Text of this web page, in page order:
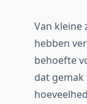
Van kleine
hebben
behoefte
dat